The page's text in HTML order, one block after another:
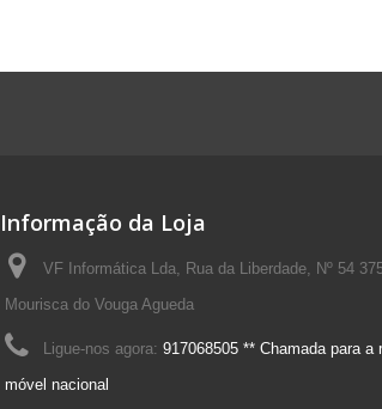
Informação da Loja
VF Informática Lda, Rua da Liberdade, Nº 54
Mourisca do Vouga Agueda
Ligue-nos agora: 917068505 ** Chamada para a
móvel nacional